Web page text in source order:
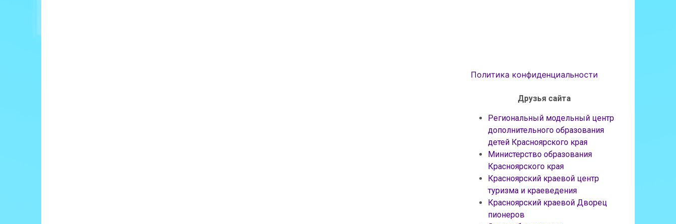
Политика конфиденциальности
Друзья сайта
Региональный модельный центр
дополнительного образования
детей Красноярского края
Министерство образования
Красноярского края
Красноярский краевой центр
туризма и краеведения
Красноярский краевой Дворец
пионеров